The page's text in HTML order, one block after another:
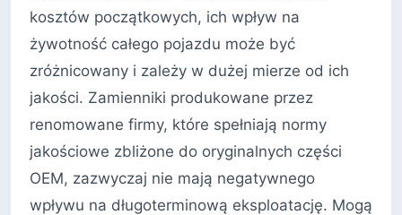
kosztów początkowych, ich wpływ na
żywotność całego pojazdu może być
zróżnicowany i zależy w dużej mierze od ich
jakości. Zamienniki produkowane przez
renomowane firmy, które spełniają normy
jakościowe zbliżone do oryginalnych części
OEM, zazwyczaj nie mają negatywnego
wpływu na długoterminową eksploatację. Mogą